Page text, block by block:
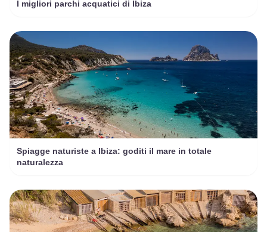
I migliori parchi acquatici di Ibiza
Spiagge naturiste a Ibiza: goditi il mare in totale
naturalezza